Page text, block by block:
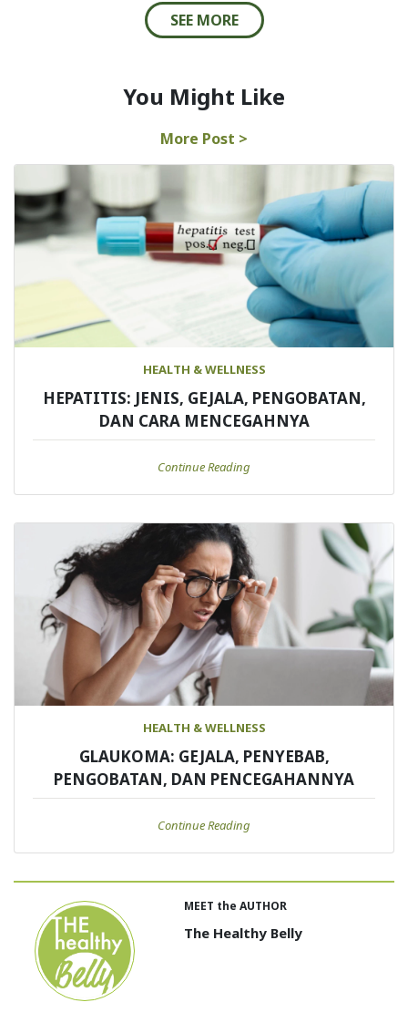
SEE MORE
You Might Like
More Post >
HEALTH & WELLNESS
HEPATITIS: JENIS, GEJALA, PENGOBATAN,
DAN CARA MENCEGAHNYA
Continue Reading
HEALTH & WELLNESS
GLAUKOMA: GEJALA, PENYEBAB,
PENGOBATAN, DAN PENCEGAHANNYA
Continue Reading
MEET the AUTHOR
The Healthy Belly